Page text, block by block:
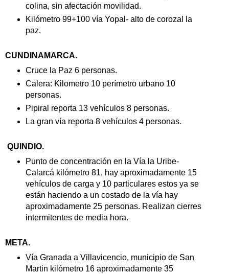
colina, sin afectación movilidad.
Kilómetro 99+100 vía Yopal- alto de corozal la
paz.
CUNDINAMARCA.
Cruce la Paz 6 personas.
Calera: Kilometro 10 perímetro urbano 10
personas.
Pipiral reporta 13 vehículos 8 personas.
La gran vía reporta 8 vehículos 4 personas.
QUINDIO.
Punto de concentración en la Vía la Uribe-
Calarcá kilómetro 81, hay aproximadamente 15
vehículos de carga y 10 particulares estos ya se
están haciendo a un costado de la vía hay
aproximadamente 25 personas. Realizan cierres
intermitentes de media hora.
META.
Vía Granada a Villavicencio, municipio de San
Martin kilómetro 16 aproximadamente 35